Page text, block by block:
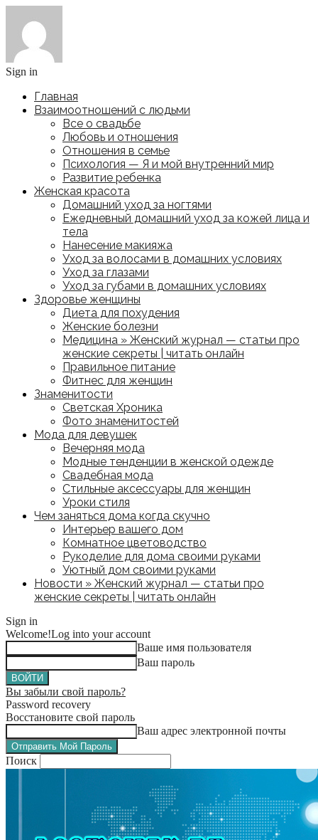
Sign in
Главная
Взаимоотношений с людьми
Все о свадьбе
Любовь и отношения
Отношения в семье
Психология — Я и мой внутренний мир
Развитие ребенка
Женская красота
Домашний уход за ногтями
Ежедневный домашний уход за кожей лица и
тела
Нанесение макияжа
Уход за волосами в домашних условиях
Уход за глазами
Уход за губами в домашних условиях
Здоровье женщины
Диета для похудения
Женские болезни
Медицина » Женский журнал — статьи про
женские секреты | читать онлайн
Правильное питание
Фитнес для женщин
Знаменитости
Светская Хроника
Фото знаменитостей
Мода для девушек
Вечерняя мода
Модные тенденции в женской одежде
Свадебная мода
Стильные аксессуары для женщин
Уроки стиля
Чем заняться дома когда скучно
Интерьер вашего дом
Комнатное цветоводство
Рукоделие для дома своими руками
Уютный дом своими руками
Новости » Женский журнал — статьи про
женские секреты | читать онлайн
Sign in
Welcome!Log into your account
Ваше имя пользователя
Ваш пароль
Вы забыли свой пароль?
Password recovery
Восстановите свой пароль
Ваш адрес электронной почты
Поиск